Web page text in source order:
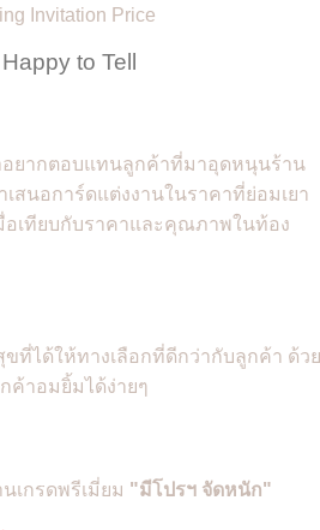
Invitation Price
Happy to Tell
อยากตอบแทนลูกค้าที่มาอุดหนุนร้าน
เสนอการ์ดแต่งงานในราคาที่ย่อมเยา
อเทียบกับราคาและคุณภาพในท้อง
ที่ได้ให้ทางเลือกที่ดีกว่ากับลูกค้า ด้วย
ค้าอมยิ้มได้ง่ายๆ
เกรดพรีเมี่ยม "มีโปรฯ จัดหนัก"